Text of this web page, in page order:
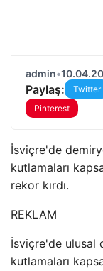
admin•
Paylaş: Twitter
Pinterest
İsviçre'de
kutlamaları
rekor kırdı.
REKLAM
İsviçre'de ulusal
kutlamaları